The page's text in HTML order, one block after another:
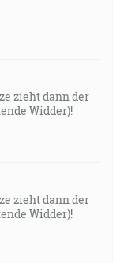
zieht dann der
Widder)!
zieht dann der
Widder)!